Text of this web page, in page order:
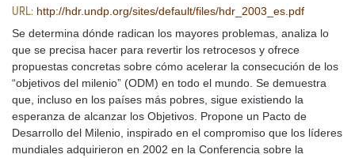
URL: http://hdr.undp.org/sites/default/files/hdr_2003_es.pdf
Se determina dónde radican los mayores problemas, analiza lo
que se precisa hacer para revertir los retrocesos y ofrece
propuestas concretas sobre cómo acelerar la consecución de los
“objetivos del milenio” (ODM) en todo el mundo. Se demuestra
que, incluso en los países más pobres, sigue existiendo la
esperanza de alcanzar los Objetivos. Propone un Pacto de
Desarrollo del Milenio, inspirado en el compromiso que los líderes
mundiales adquirieron en 2002 en la Conferencia sobre la